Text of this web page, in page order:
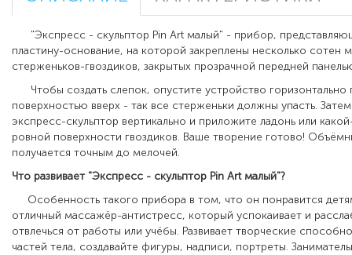
"Экспресс - скульптор Pin Art малый" - прибор,
пластину-основание, на которой закреплены несколько сотен
стерженьков-гвоздиков, закрытых прозрачной передней
Чтобы создать слепок, опустите устройство горизонтально
поверхностью вверх - так все стерженьки должны упасть.
экспресс-скульптор вертикально и приложите ладонь или
ровной поверхности гвоздиков. Ваше творение готово!
получается точным до мелочей.
Что развивает "Экспресс - скульптор Pin Art малый"?
Особенность такого прибора в том, что он понравится
отличный массажёр-антистресс, который успокаивает и
отвлечься от работы или учёбы. Развивает творческие
частей тела, создавайте фигуры, надписи, портреты.